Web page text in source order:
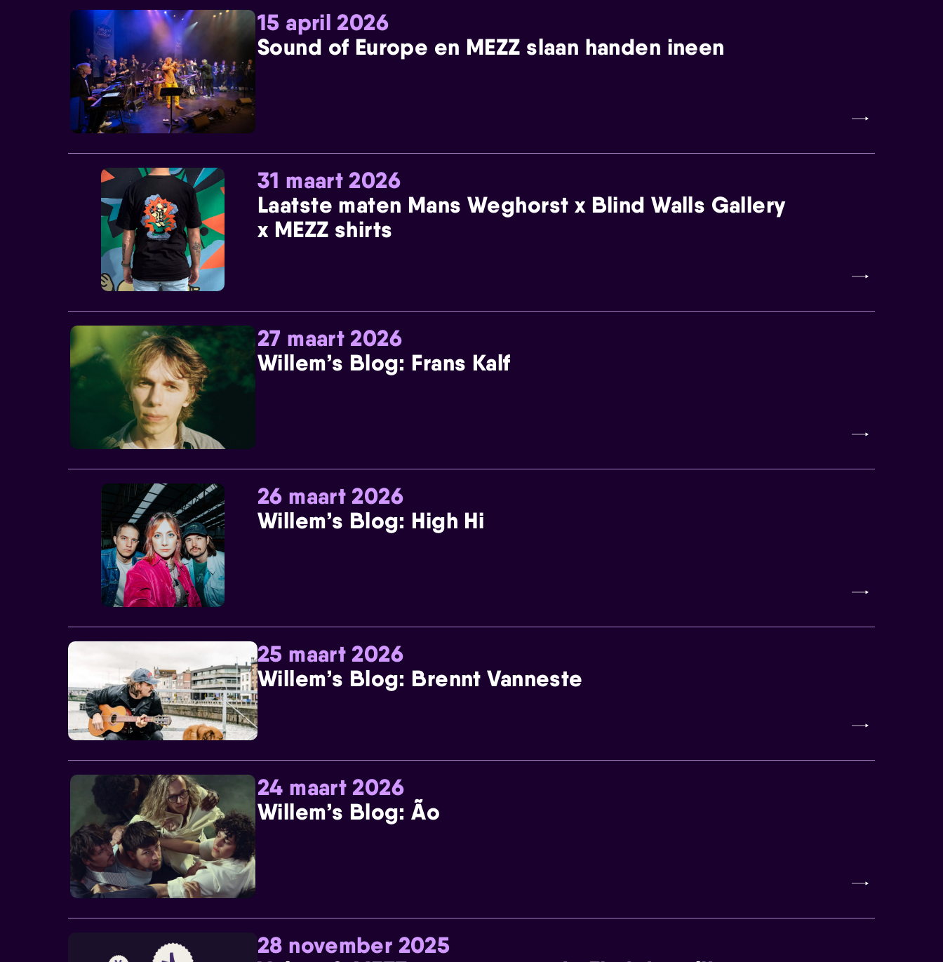
15 april 2026
Sound of Europe en MEZZ slaan handen ineen
31 maart 2026
Laatste maten Mans Weghorst x Blind Walls Gallery
x MEZZ shirts
27 maart 2026
Willem’s Blog: Frans Kalf
26 maart 2026
Willem’s Blog: High Hi
25 maart 2026
Willem’s Blog: Brennt Vanneste
24 maart 2026
Willem’s Blog: Ão
28 november 2025